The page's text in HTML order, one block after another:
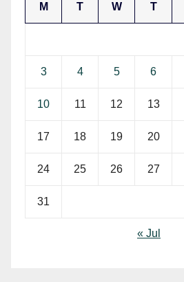
M T W T
3 4 5 6
10 11 12 13
17 18 19 20
24 25 26 27
31
« Jul